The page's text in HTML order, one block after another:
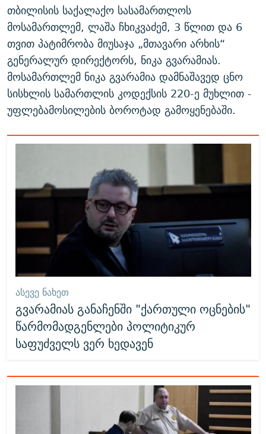
თბილისის საქალაქო სასამართლოს
მოსამართლემ, ლაშა ჩხიკვაძემ, 3 წლით და 6
თვით პატიმრობა მიუსაჯა „მთავარი არხის“
გენერალურ დირექტორს, ნიკა გვარამიას.
მოსამართლემ ნიკა გვარამია დამნაშავედ ცნო
სისხლის სამართლის კოდექსის 220-ე მუხლით -
უფლებამოსილების ბოროტად გამოყენებაში.
ᲐᲡᲔᲕᲔ ᲜᲐᲮᲔᲗ
გვარამიას განაჩენში "ქართული ოცნების"
წარმომადგენლები პოლიტიკურ
საფუძველს ვერ ხედავენ